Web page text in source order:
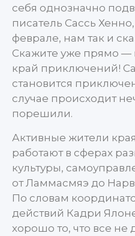
себя однозначно
писатель Сассь
феврале, нам так и
Скажите уже прямо —
край приключений!
становится
случае происходит
порешили.
Активные жители
работают в сферах
культуры,
от Ламмасмяэ до
По словам
действий Кадри
хорошо то, что все не